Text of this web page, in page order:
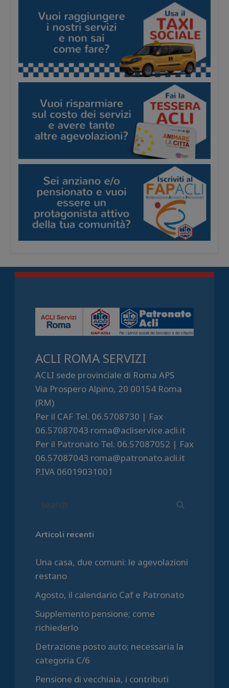
ACLI ROMA SERVIZI
ACLI sede provinciale di Roma APS
Via Prospero Alpino, 20 00154 Roma
(RM)
Per il CAF Tel. 06.5708730 | Fax
06.57087043 roma@acliservice.acli.it
Per il Patronato Tel. 06.57087052 | Fax
06.57087043 roma@patronato.acli.it
P.IVA 06019031001
Articoli recenti
Una casa, due comuni: le agevolazioni
restano
Agosto, il calendario Caf e Patronato
Supplemento pensione; come
richiederlo
Detrazione posto auto; necessaria la
categoria C/6
Pensione di vecchiaia, i contributi